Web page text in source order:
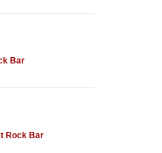
Bar
Rock Bar